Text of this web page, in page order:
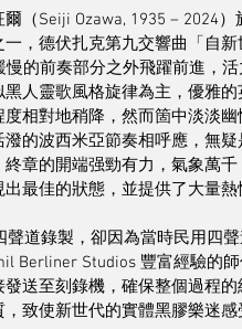
（Seiji Ozawa, 1935 – 2024
，德伏扎克第九交響曲「自
的前奏部分之外飛躍前進，
人靈歌風格旋律為主，優雅
相對地稍降，然而箇中淡淡
的波西米亞節奏相呼應，無
章的開端强勁有力，氣象萬
最佳的狀態，並提供了大量熱
聲道錄製，卻因為當時民用四
Berliner Studios 豐富經驗的
送至刻錄機，確保整個過程
致使新世代的實體黑膠樂迷感